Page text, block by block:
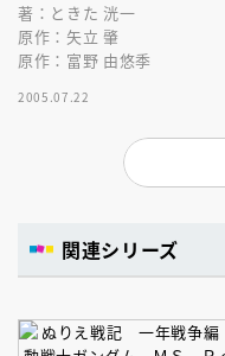
著：ときた 洸一
原作：矢立 肇
原作：富野 由悠季
2005.07.22
関連シリーズ